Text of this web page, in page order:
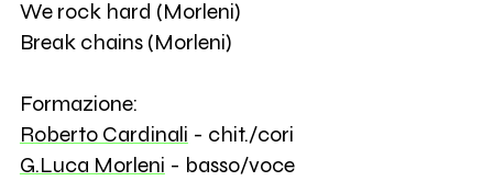
We rock hard (Morleni)
Break chains (Morleni)
Formazione:
Roberto Cardinali - chit./cori
G.Luca Morleni - basso/voce